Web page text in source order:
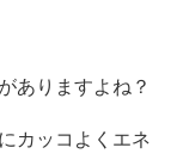
ありますよね？
カッコよくエネ